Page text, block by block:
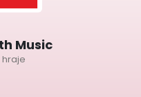
Music